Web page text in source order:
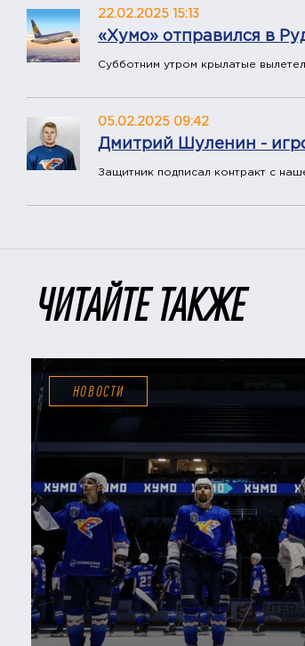
22.02.2025 15:13
«Хумо» отправился в
Субботним утром крылатые
05.02.2025 09:42
Дмитрий Шуленин -
Защитник подписал контракт с
ЧИТАЙТЕ ТАКЖЕ
НОВОСТИ